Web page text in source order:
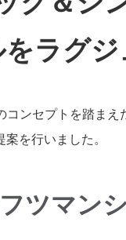
ラグ
ンセプトを踏ま
を行いました。
ツマン